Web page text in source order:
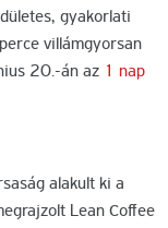
gyakorlati
villámgyorsan
20.-án az 1 nap
alakult ki a
Lean Coffee